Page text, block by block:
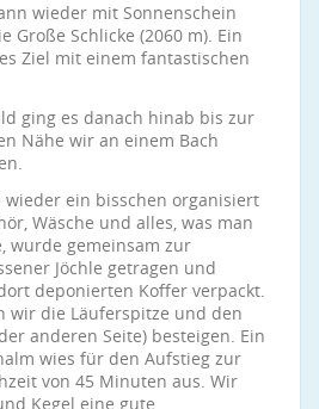
wieder mit Sonnenschein
Große Schlicke (2060 m). Ein
Ziel mit einem fantastischen
ging es danach hinab bis zur
Nähe wir an einem Bach
ein bisschen organisiert
Wäsche und alles, was man
wurde gemeinsam zur
Jöchle getragen und
deponierten Koffer verpackt.
wir die Läuferspitze und den
anderen Seite) besteigen. Ein
wies für den Aufstieg zur
von 45 Minuten aus. Wir
Kegel eine gute